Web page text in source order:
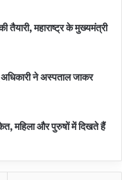
तैयारी, महाराष्ट्र के मुख्यमंत्री
ने अस्पताल जाकर
महिला और पुरुषों में दिखते हैं